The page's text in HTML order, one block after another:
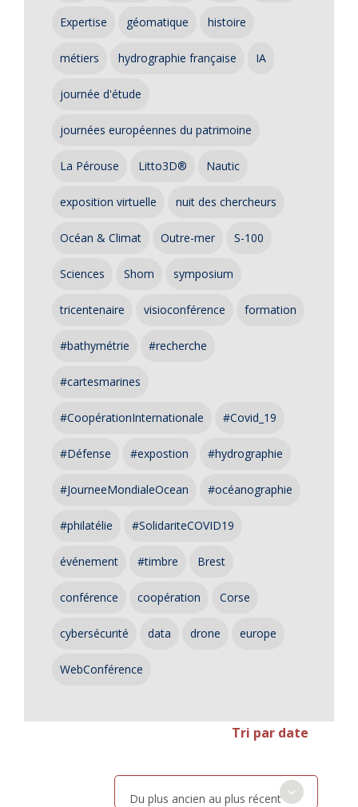
Expertise géomatique histoire
métiers hydrographie française IA
journée d'étude
journées européennes du patrimoine
La Pérouse Litto3D® Nautic
exposition virtuelle nuit des chercheurs
Océan & Climat Outre-mer S-100
Sciences Shom symposium
tricentenaire visioconférence formation
#bathymétrie #recherche
#cartesmarines
#CoopérationInternationale #Covid_19
#Défense #expostion #hydrographie
#JourneeMondialeOcean #océanographie
#philatélie #SolidariteCOVID19
événement #timbre Brest
conférence coopération Corse
cybersécurité data drone europe
WebConférence
Tri par date
Du plus ancien au plus récent